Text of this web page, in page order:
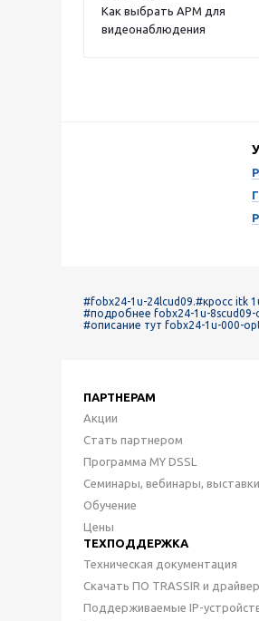
Как выбрать APM для
видеонаблюдения
#fobx24-1u-24lcud09.#кросс itk
#подробнее fobx24-1u-8scud09-
#описание тут fobx24-1u-000-
ПАРТНЕРАМ
Акции
Стать партнером
Программа MY DSSL
Семинары, вебинары, выставки
Обучение
Цены
ТЕХПОДДЕРЖКА
Техническая документация
Скачать ПО TRASSIR и
Поддерживаемые IP-